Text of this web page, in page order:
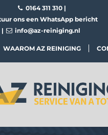
0164 311 310 |
ons een WhatsApp bericht
|
info@az-reiniging.nl
WAAROM AZ REINIGING